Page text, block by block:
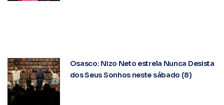
Osasco: Nizo Neto estrela Nunca Desista
dos Seus Sonhos neste sábado (8)